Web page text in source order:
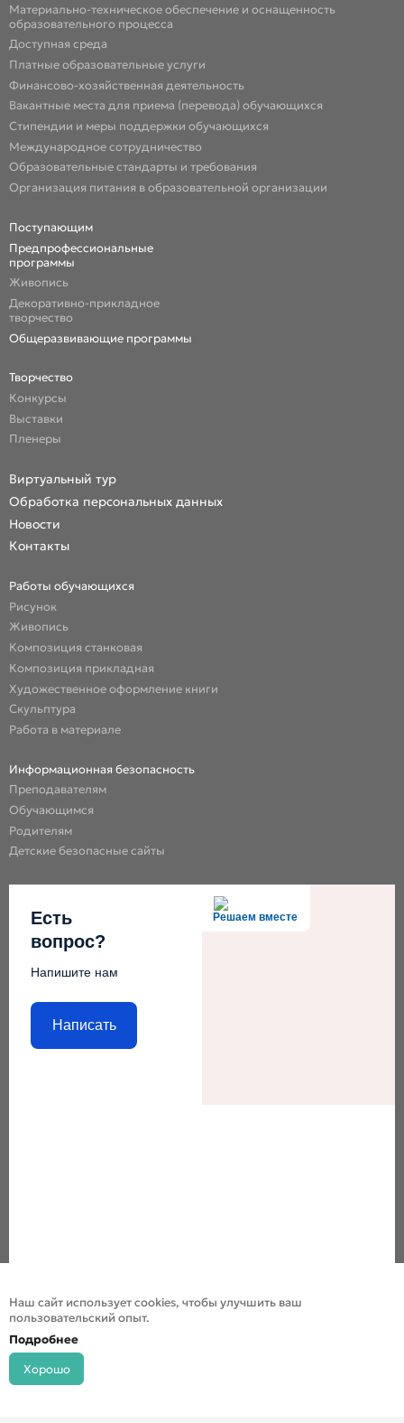
Материально-техническое обеспечение и оснащенность
образовательного процесса
Доступная среда
Платные образовательные услуги
Финансово-хозяйственная деятельность
Вакантные места для приема (перевода) обучающихся
Стипендии и меры поддержки обучающихся
Международное сотрудничество
Образовательные стандарты и требования
Организация питания в образовательной организации
Поступающим
Предпрофессиональные
программы
Живопись
Декоративно-прикладное
творчество
Общеразвивающие программы
Творчество
Конкурсы
Выставки
Пленеры
Виртуальный тур
Обработка персональных данных
Новости
Контакты
Работы обучающихся
Рисунок
Живопись
Композиция станковая
Композиция прикладная
Художественное оформление книги
Скульптура
Работа в материале
Информационная безопасность
Преподавателям
Обучающимся
Родителям
Детские безопасные сайты
Решаем вместе
Есть
вопрос?
Напишите нам
Написать
Наш сайт использует cookies, чтобы улучшить ваш
пользовательский опыт.
Подробнее
Хорошо